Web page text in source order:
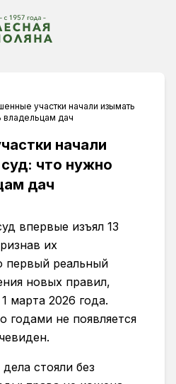
участки начали изымать
владельцам дач
начали
что нужно
дач
впервые изъял 13
их
первый реальный
новых правил,
марта 2026 года.
годами не появляется
стояли без